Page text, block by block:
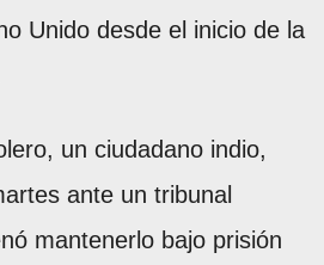
Unido desde el inicio de la
un ciudadano indio,
ante un tribunal
mantenerlo bajo prisión